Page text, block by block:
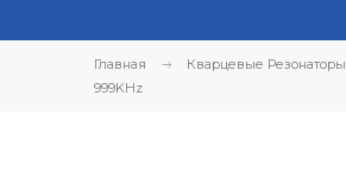
Главная Кварцевые Резонаторы
999KHz